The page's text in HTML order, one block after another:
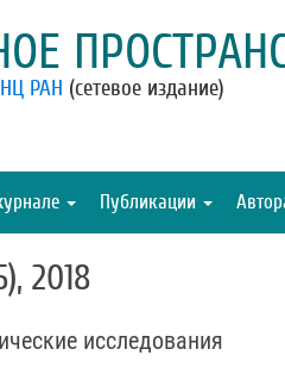
РАН (сетевое издание)
Публикации
2018
исследования